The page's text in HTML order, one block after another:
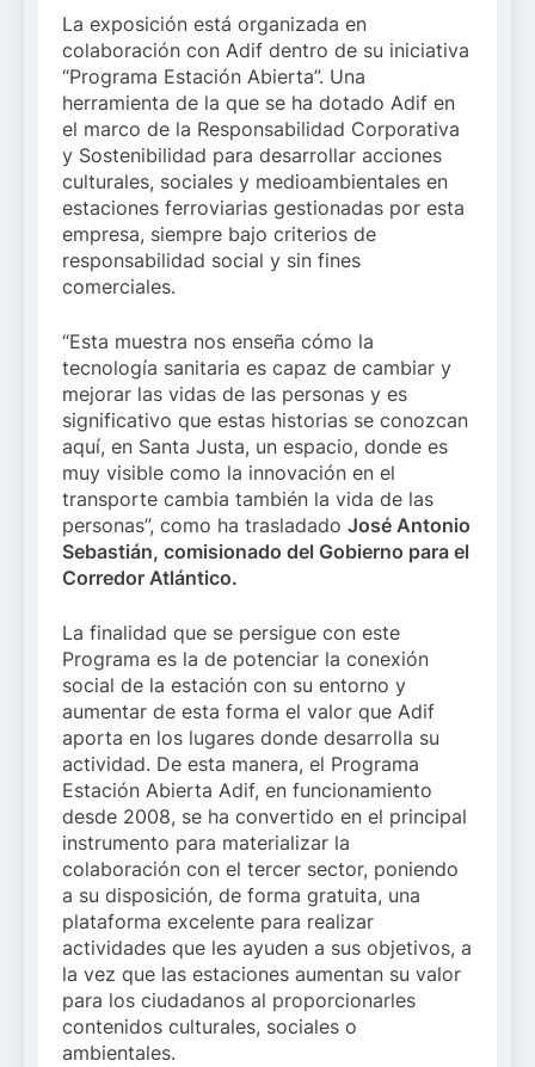
La exposición está organizada en
colaboración con Adif dentro de su iniciativa
“Programa Estación Abierta”. Una
herramienta de la que se ha dotado Adif en
el marco de la Responsabilidad Corporativa
y Sostenibilidad para desarrollar acciones
culturales, sociales y medioambientales en
estaciones ferroviarias gestionadas por esta
empresa, siempre bajo criterios de
responsabilidad social y sin fines
comerciales.
“Esta muestra nos enseña cómo la
tecnología sanitaria es capaz de cambiar y
mejorar las vidas de las personas y es
significativo que estas historias se conozcan
aquí, en Santa Justa, un espacio, donde es
muy visible como la innovación en el
transporte cambia también la vida de las
personas”, como ha trasladado José Antonio
Sebastián, comisionado del Gobierno para el
Corredor Atlántico.
La finalidad que se persigue con este
Programa es la de potenciar la conexión
social de la estación con su entorno y
aumentar de esta forma el valor que Adif
aporta en los lugares donde desarrolla su
actividad. De esta manera, el Programa
Estación Abierta Adif, en funcionamiento
desde 2008, se ha convertido en el principal
instrumento para materializar la
colaboración con el tercer sector, poniendo
a su disposición, de forma gratuita, una
plataforma excelente para realizar
actividades que les ayuden a sus objetivos, a
la vez que las estaciones aumentan su valor
para los ciudadanos al proporcionarles
contenidos culturales, sociales o
ambientales.